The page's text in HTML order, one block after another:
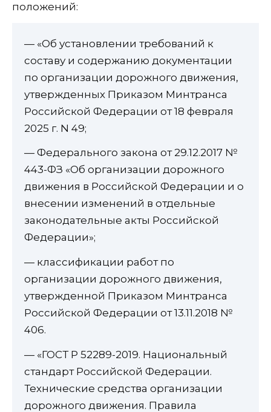
положений:
— «Об установлении требований к
составу и содержанию документации
по организации дорожного движения,
утвержденных Приказом Минтранса
Российской Федерации от 18 февраля
2025 г. N 49;
— Федерального закона от 29.12.2017 №
443-ФЗ «Об организации дорожного
движения в Российской Федерации и о
внесении изменений в отдельные
законодательные акты Российской
Федерации»;
— классификации работ по
организации дорожного движения,
утвержденной Приказом Минтранса
Российской Федерации от 13.11.2018 №
406.
— «ГОСТ Р 52289-2019. Национальный
стандарт Российской Федерации.
Технические средства организации
дорожного движения. Правила